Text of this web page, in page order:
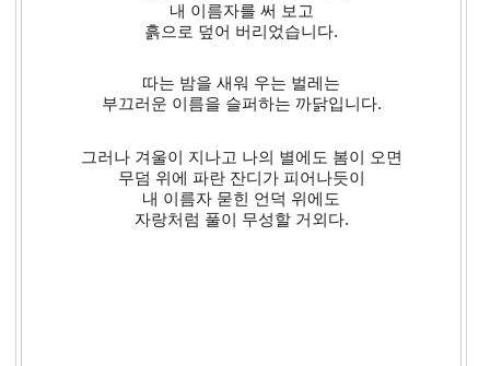
내 이름자를 써 보고
흙으로 덮어 버리었습니다.
따는 밤을 새워 우는 벌레는
부끄러운 이름을 슬퍼하는 까닭입니다.
그러나 겨울이 지나고 나의 별에도 봄이 오면
무덤 위에 파란 잔디가 피어나듯이
내 이름자 묻힌 언덕 위에도
자랑처럼 풀이 무성할 거외다.